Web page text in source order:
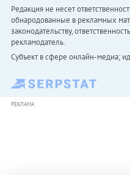
Редакция не несет
обнародованные в рекламных
законодательству,
рекламодатель.
Субъект в сфере онлайн-медиа;
РЕКЛАМА